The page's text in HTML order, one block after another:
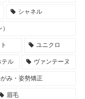
シャネル
ユニクロ
テル ヴァンテーヌ
み・姿勢矯正
眉毛